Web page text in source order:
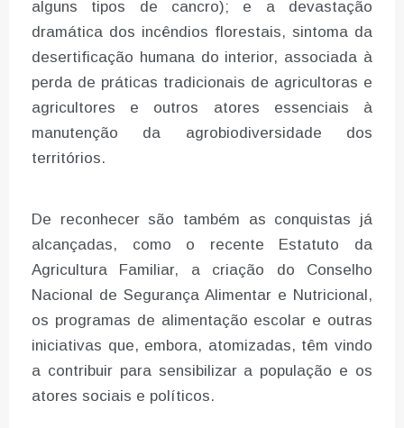
alguns tipos de cancro); e a devastação
dramática dos incêndios florestais, sintoma da
desertificação humana do interior, associada à
perda de práticas tradicionais de agricultoras e
agricultores e outros atores essenciais à
manutenção da agrobiodiversidade dos
territórios.
De reconhecer são também as conquistas já
alcançadas, como o recente Estatuto da
Agricultura Familiar, a criação do Conselho
Nacional de Segurança Alimentar e Nutricional,
os programas de alimentação escolar e outras
iniciativas que, embora, atomizadas, têm vindo
a contribuir para sensibilizar a população e os
atores sociais e políticos.